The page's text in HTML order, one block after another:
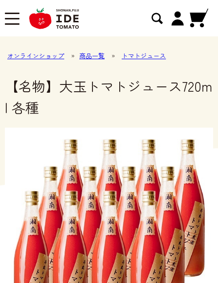
オンラインショップ » 商品一覧 » トマトジュース
【名物】大玉トマトジュース720m
l 各種